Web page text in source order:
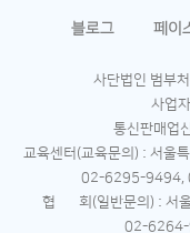
블로그 페이
사단법인 범부
사업
통신판매업
교육센터(교육문의) : 서울
02-6295-9494,
협 회(일반문의) : 서울
02-